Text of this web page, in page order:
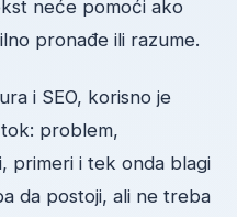
neće pomoći ako
pronađe ili razume.
i SEO, korisno je
problem,
primeri i tek onda blagi
da postoji, ali ne treba